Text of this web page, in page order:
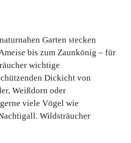
Garten stecken
bis zum Zaunkönig – für
wichtige
Dickicht von
Weißdorn oder
viele Vögel wie
Wildsträucher